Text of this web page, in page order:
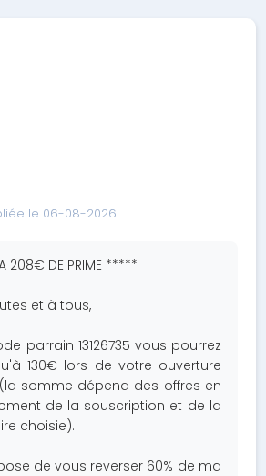
le 06-08-2026
208€ DE PRIME *****
et à tous,
parrain 13126735 vous pourrez
130€ lors de votre ouverture
somme dépend des offres en
de la souscription et de la
choisie).
de vous reverser 60% de ma